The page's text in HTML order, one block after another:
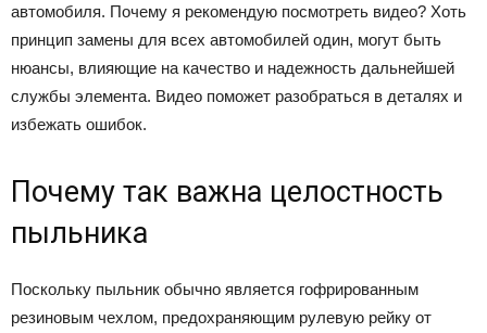
автомобиля. Почему я рекомендую посмотреть видео? Хоть
принцип замены для всех автомобилей один, могут быть
нюансы, влияющие на качество и надежность дальнейшей
службы элемента. Видео поможет разобраться в деталях и
избежать ошибок.
Почему так важна целостность
пыльника
Поскольку пыльник обычно является гофрированным
резиновым чехлом, предохраняющим рулевую рейку от